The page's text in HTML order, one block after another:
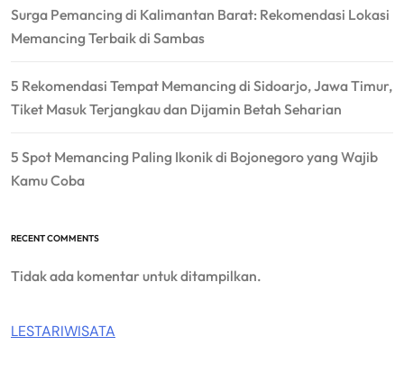
Surga Pemancing di Kalimantan Barat: Rekomendasi Lokasi
Memancing Terbaik di Sambas
5 Rekomendasi Tempat Memancing di Sidoarjo, Jawa Timur,
Tiket Masuk Terjangkau dan Dijamin Betah Seharian
5 Spot Memancing Paling Ikonik di Bojonegoro yang Wajib
Kamu Coba
RECENT COMMENTS
Tidak ada komentar untuk ditampilkan.
LESTARIWISATA